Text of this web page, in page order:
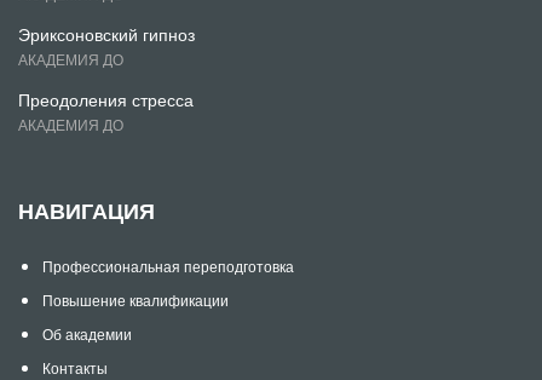
Эриксоновский гипноз
АКАДЕМИЯ ДО
Преодоления стресса
АКАДЕМИЯ ДО
НАВИГАЦИЯ
Профессиональная переподготовка
Повышение квалификации
Об академии
Контакты